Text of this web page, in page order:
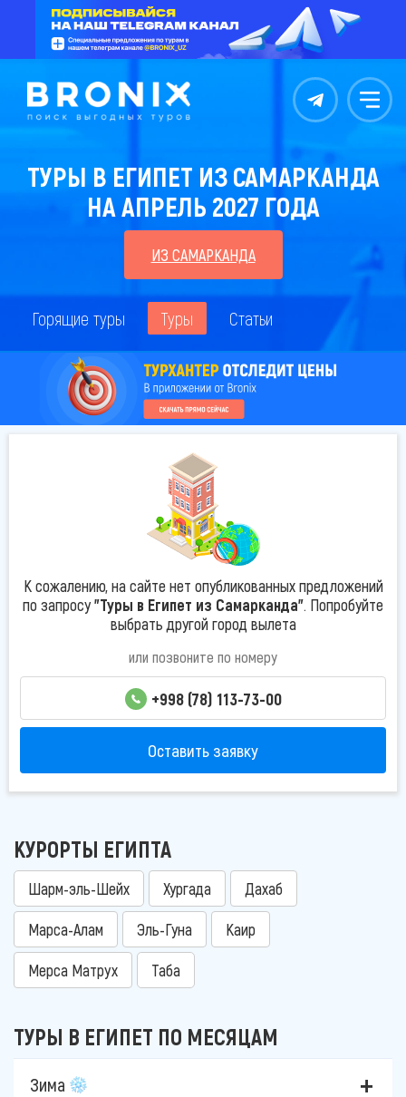
Контакты Меню
ТУРЫ В ЕГИПЕТ ИЗ САМАРКАНДА
НА АПРЕЛЬ 2027 ГОДА
ИЗ САМАРКАНДА
Горящие туры Туры Статьи
К сожалению, на сайте нет опубликованных предложений
по запросу"Туры в Египет из Самарканда". Попробуйте
выбрать другой город вылета
или позвоните по номеру
+998 (78) 113-73-00
Оставить заявку
КУРОРТЫ ЕГИПТА
Шарм-эль-Шейх Хургада Дахаб
Марса-Алам Эль-Гуна Каир
Мерса Матрух Таба
ТУРЫ В ЕГИПЕТ ПО МЕСЯЦАМ
Зима